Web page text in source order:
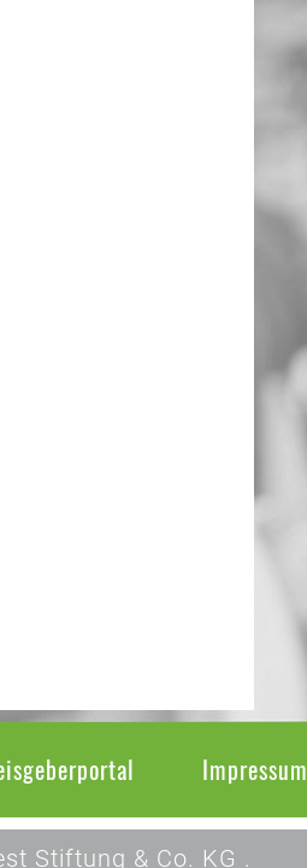
Impressum
Stiftung & Co. KG .